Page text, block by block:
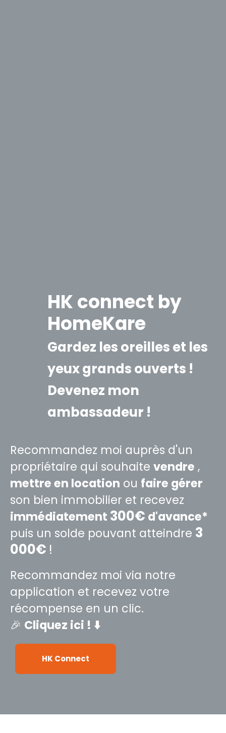
HK connect by
HomeKare
Gardez les oreilles et les
yeux grands ouverts !
Devenez mon
ambassadeur !
Recommandez moi auprès d'un
propriétaire qui souhaite vendre ,
mettre en location ou faire gérer
son bien immobilier et recevez
immédiatement 300€ d'avance*
puis un solde pouvant atteindre 3
000€ !
Recommandez moi via notre
application et recevez votre
récompense en un clic.
🎉 Cliquez ici ! ⬇️
HK Connect